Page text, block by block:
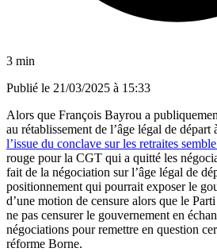
3 min
Publié le 21/03/2025 à 15:33
Alors que François Bayrou a
au rétablissement de l’âge légal de départ
l’issue du conclave sur les retraites
rouge pour la CGT qui a quitté les
fait de la négociation sur l’âge légal de
positionnement qui pourrait exposer le
d’une motion de censure alors que le
ne pas censurer le gouvernement en
négociations pour remettre en question
réforme Borne.